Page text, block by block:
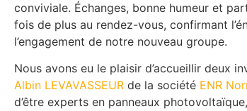
conviviale. Échanges, bonne humeur et
fois de plus au rendez-vous, confirmant
l’engagement de notre nouveau groupe.
Nous avons eu le plaisir d’accueillir deux
Albin LEVAVASSEUR de la société ENR
d’être experts en panneaux